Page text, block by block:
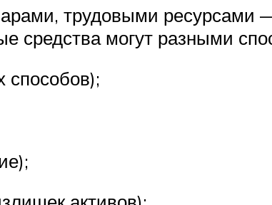
трудовыми ресурсами
средства могут разными
способов);